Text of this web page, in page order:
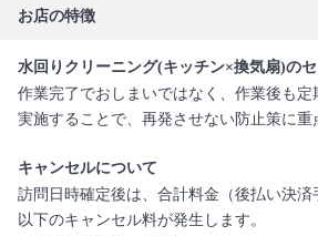
お店の特徴
水回りクリーニング(キッチン×換気扇)の
作業完了でおしまいではなく、作業後も
実施することで、再発させない防止策に重
キャンセルについて
訪問日時確定後は、合計料金（後払い決済
以下のキャンセル料が発生します。